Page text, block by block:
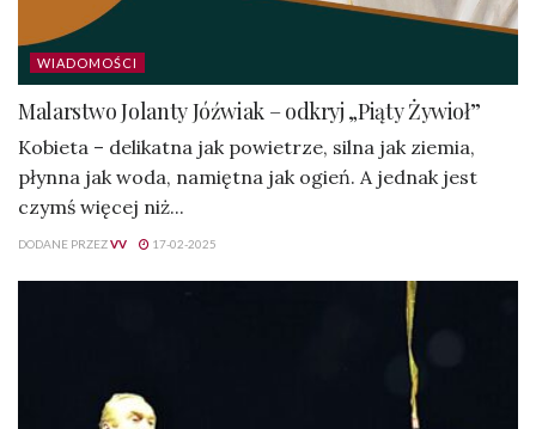
WIADOMOŚCI
Malarstwo Jolanty Jóźwiak – odkryj „Piąty Żywioł”
Kobieta – delikatna jak powietrze, silna jak ziemia,
płynna jak woda, namiętna jak ogień. A jednak jest
czymś więcej niż...
DODANE PRZEZVV 17-02-2025